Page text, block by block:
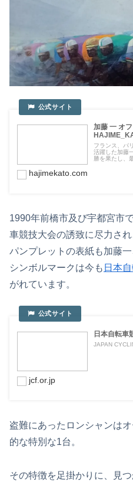
加藤 一 オ
フランス、パ
活躍した加藤
勝を果たし、
hajimekato.com
1990年前橋市及び宇都宮市
車競技大会の誘致に尽力さ
パンプレットの表紙も加藤一
シンボルマークは今も 日本
がれています。
日本自転車
JAPAN
jcf.or.jp
盗難にあったロンシャンは
的な特別な1台。
その特徴を足掛かりに、見